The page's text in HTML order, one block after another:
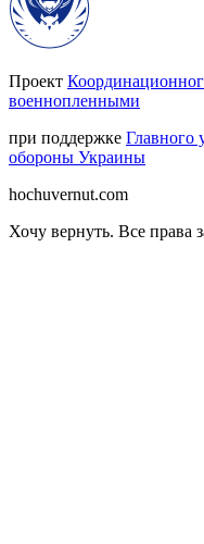
Проект
военнопленными
при поддержке Главного
обороны Украины
hochuvernut.com
Хочу вернуть. Все права